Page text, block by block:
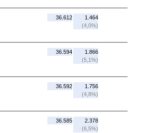
36.612
1.464
(4,0%)
36.594
1.866
(5,1%)
36.592
1.756
(4,8%)
36.585
2.378
(6,5%)